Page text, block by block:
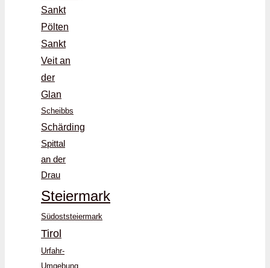
Sankt
Pölten
Sankt
Veit an
der
Glan
Scheibbs
Schärding
Spittal
an der
Drau
Steiermark
Südoststeiermark
Tirol
Urfahr-
Umgebung